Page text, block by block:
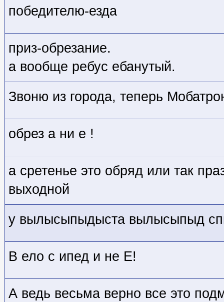
победителю-езда
приз-обрезание.
а вообще ребус ебанутый.
Звоню из города, теперь
обрез а ни е !
а сретенье это обряд или так
выходной
у вылысыпыдыста вылысыпыд
В ело с ипед и не Е!
А ведь весьма верно все это